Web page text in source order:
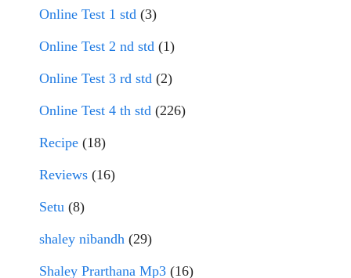
Online Test 1 std (3)
Online Test 2 nd std (1)
Online Test 3 rd std (2)
Online Test 4 th std (226)
Recipe (18)
Reviews (16)
Setu (8)
shaley nibandh (29)
Shaley Prarthana Mp3 (16)